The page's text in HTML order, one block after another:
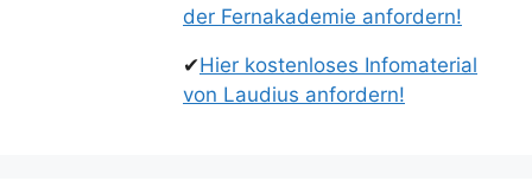
der Fernakademie anfordern!
✔Hier kostenloses Infomaterial
von Laudius anfordern!